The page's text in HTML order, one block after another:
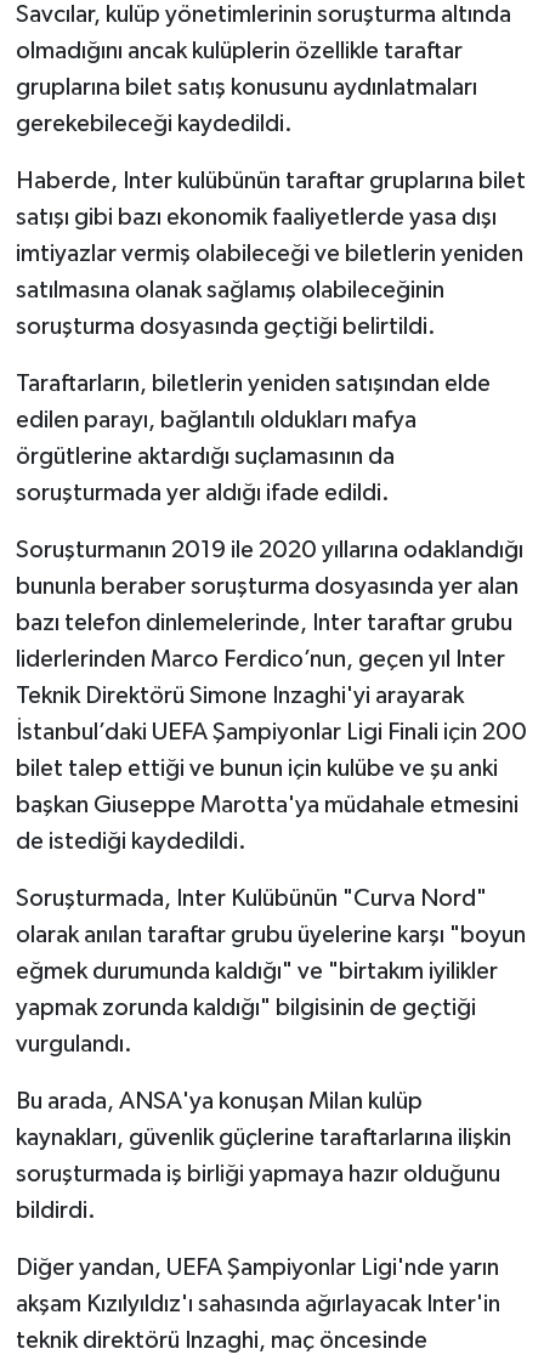
Savcılar, kulüp yönetimlerinin soruşturma altında
olmadığını ancak kulüplerin özellikle taraftar
gruplarına bilet satış konusunu aydınlatmaları
gerekebileceği kaydedildi.
Haberde, Inter kulübünün taraftar gruplarına bilet
satışı gibi bazı ekonomik faaliyetlerde yasa dışı
imtiyazlar vermiş olabileceği ve biletlerin yeniden
satılmasına olanak sağlamış olabileceğinin
soruşturma dosyasında geçtiği belirtildi.
Taraftarların, biletlerin yeniden satışından elde
edilen parayı, bağlantılı oldukları mafya
örgütlerine aktardığı suçlamasının da
soruşturmada yer aldığı ifade edildi.
Soruşturmanın 2019 ile 2020 yıllarına odaklandığı
bununla beraber soruşturma dosyasında yer alan
bazı telefon dinlemelerinde, Inter taraftar grubu
liderlerinden Marco Ferdico’nun, geçen yıl Inter
Teknik Direktörü Simone Inzaghi'yi arayarak
İstanbul’daki UEFA Şampiyonlar Ligi Finali için 200
bilet talep ettiği ve bunun için kulübe ve şu anki
başkan Giuseppe Marotta'ya müdahale etmesini
de istediği kaydedildi.
Soruşturmada, Inter Kulübünün "Curva Nord"
olarak anılan taraftar grubu üyelerine karşı "boyun
eğmek durumunda kaldığı" ve "birtakım iyilikler
yapmak zorunda kaldığı" bilgisinin de geçtiği
vurgulandı.
Bu arada, ANSA'ya konuşan Milan kulüp
kaynakları, güvenlik güçlerine taraftarlarına ilişkin
soruşturmada iş birliği yapmaya hazır olduğunu
bildirdi.
Diğer yandan, UEFA Şampiyonlar Ligi'nde yarın
akşam Kızılyıldız'ı sahasında ağırlayacak Inter'in
teknik direktörü Inzaghi, maç öncesinde